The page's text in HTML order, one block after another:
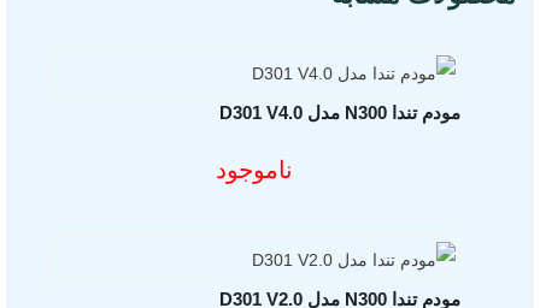
مودم تندا N300 مدل D301 V4.0
ناموجود
مودم تندا N300 مدل D301 V2.0
هاب یوگرین